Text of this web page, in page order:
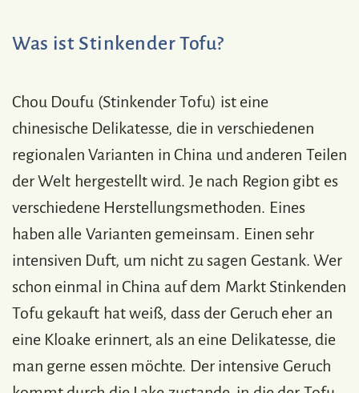
Was ist Stinkender Tofu?
Chou Doufu (Stinkender Tofu) ist eine
chinesische Delikatesse, die in verschiedenen
regionalen Varianten in China und anderen Teilen
der Welt hergestellt wird. Je nach Region gibt es
verschiedene Herstellungsmethoden. Eines
haben alle Varianten gemeinsam. Einen sehr
intensiven Duft, um nicht zu sagen Gestank. Wer
schon einmal in China auf dem Markt Stinkenden
Tofu gekauft hat weiß, dass der Geruch eher an
eine Kloake erinnert, als an eine Delikatesse, die
man gerne essen möchte. Der intensive Geruch